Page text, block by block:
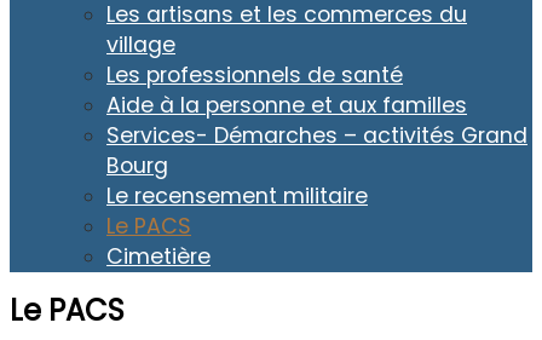
Les artisans et les commerces du
village
Les professionnels de santé
Aide à la personne et aux familles
Services- Démarches – activités Grand
Bourg
Le recensement militaire
Le PACS
Cimetière
Le PACS